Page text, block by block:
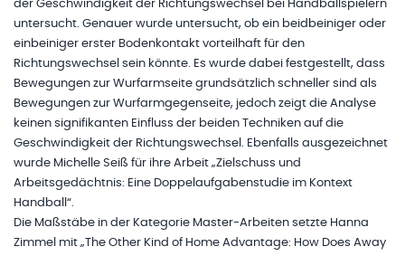
der Geschwindigkeit der Richtungswechsel bei Handballspielern
untersucht. Genauer wurde untersucht, ob ein beidbeiniger oder
einbeiniger erster Bodenkontakt vorteilhaft für den
Richtungswechsel sein könnte. Es wurde dabei festgestellt, dass
Bewegungen zur Wurfarmseite grundsätzlich schneller sind als
Bewegungen zur Wurfarmgegenseite, jedoch zeigt die Analyse
keinen signifikanten Einfluss der beiden Techniken auf die
Geschwindigkeit der Richtungswechsel. Ebenfalls ausgezeichnet
wurde Michelle Seiß für ihre Arbeit „Zielschuss und
Arbeitsgedächtnis: Eine Doppelaufgabenstudie im Kontext
Handball“.
Die Maßstäbe in der Kategorie Master-Arbeiten setzte Hanna
Zimmel mit „The Other Kind of Home Advantage: How Does Away